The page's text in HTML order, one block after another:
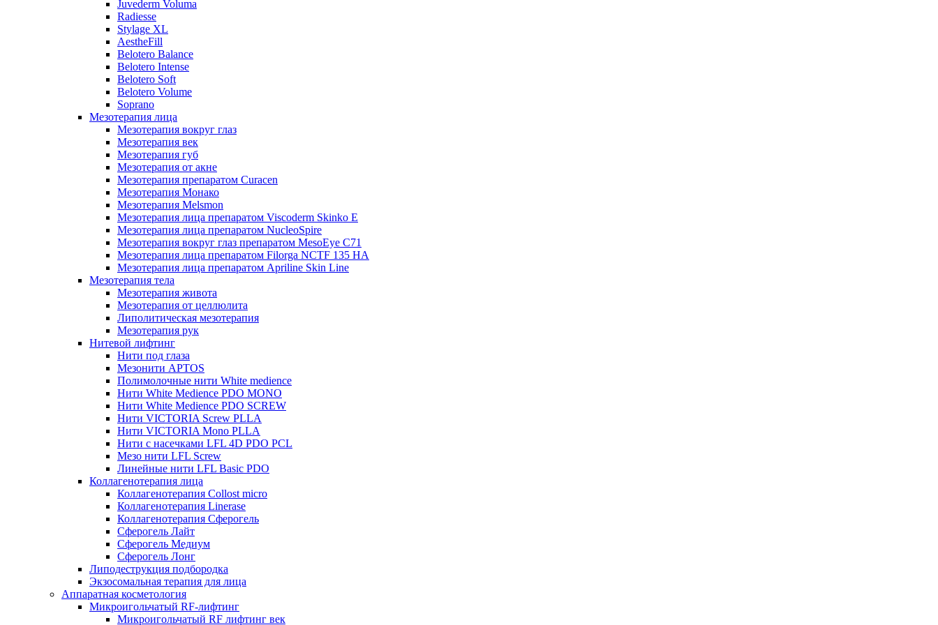
Juvederm Voluma
Radiesse
Stylage XL
AestheFill
Belotero Balance
Belotero Intense
Belotero Soft
Belotero Volume
Soprano
Мезотерапия лица
Мезотерапия вокруг глаз
Мезотерапия век
Мезотерапия губ
Мезотерапия от акне
Мезотерапия препаратом Curacen
Мезотерапия Монако
Мезотерапия Melsmon
Мезотерапия лица препаратом Viscoderm Skinko E
Мезотерапия лица препаратом NucleoSpire
Мезотерапия вокруг глаз препаратом MesoEye С71
Мезотерапия лица препаратом Filorga NCTF 135 HA
Мезотерапия лица препаратом Apriline Skin Line
Мезотерапия тела
Мезотерапия живота
Мезотерапия от целлюлита
Липолитическая мезотерапия
Мезотерапия рук
Нитевой лифтинг
Нити под глаза
Мезонити APTOS
Полимолочные нити White medience
Нити White Medience PDO MONO
Нити White Medience PDO SCREW
Нити VICTORIA Screw PLLA
Нити VICTORIA Mono PLLA
Нити с насечками LFL 4D PDO PCL
Мезо нити LFL Screw
Линейные нити LFL Basic PDO
Коллагенотерапия лица
Коллагенотерапия Collost micro
Коллагенотерапия Linerase
Коллагенотерапия Сферогель
Сферогель Лайт
Сферогель Медиум
Сферогель Лонг
Липодеструкция подбородка
Экзосомальная терапия для лица
Аппаратная косметология
Микроигольчатый RF-лифтинг
Микроигольчатый RF лифтинг век